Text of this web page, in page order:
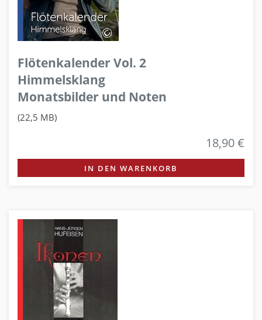
Flötenkalender Vol. 2
Himmelsklang
Monatsbilder und Noten
(22,5 MB)
18,90 €
IN DEN WARENKORB